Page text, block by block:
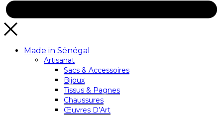
Made in Sénégal
Artisanat
Sacs & Accessoires
Bijoux
Tissus & Pagnes
Chaussures
Œuvres D’Art